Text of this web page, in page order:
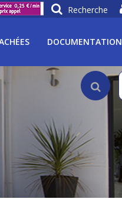
Recherche
DOCUMENTATION